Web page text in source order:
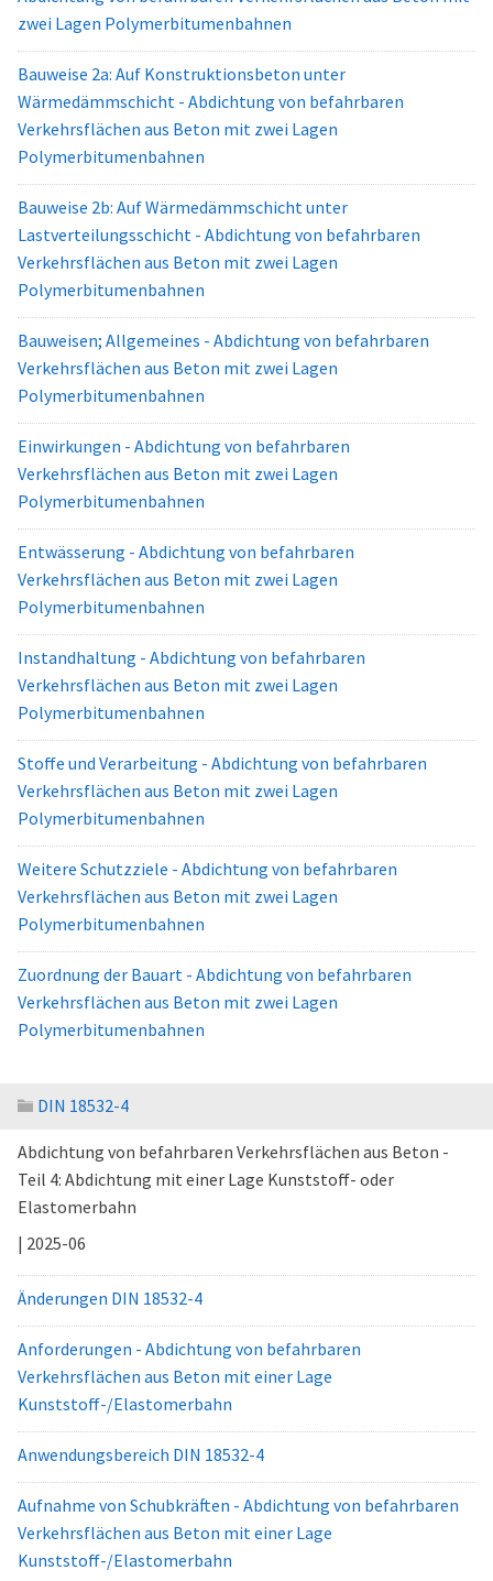
zwei Lagen Polymerbitumenbahnen
Bauweise 2a: Auf Konstruktionsbeton unter
Wärmedämmschicht - Abdichtung von befahrbaren
Verkehrsflächen aus Beton mit zwei Lagen
Polymerbitumenbahnen
Bauweise 2b: Auf Wärmedämmschicht unter
Lastverteilungsschicht - Abdichtung von befahrbaren
Verkehrsflächen aus Beton mit zwei Lagen
Polymerbitumenbahnen
Bauweisen; Allgemeines - Abdichtung von befahrbaren
Verkehrsflächen aus Beton mit zwei Lagen
Polymerbitumenbahnen
Einwirkungen - Abdichtung von befahrbaren
Verkehrsflächen aus Beton mit zwei Lagen
Polymerbitumenbahnen
Entwässerung - Abdichtung von befahrbaren
Verkehrsflächen aus Beton mit zwei Lagen
Polymerbitumenbahnen
Instandhaltung - Abdichtung von befahrbaren
Verkehrsflächen aus Beton mit zwei Lagen
Polymerbitumenbahnen
Stoffe und Verarbeitung - Abdichtung von befahrbaren
Verkehrsflächen aus Beton mit zwei Lagen
Polymerbitumenbahnen
Weitere Schutzziele - Abdichtung von befahrbaren
Verkehrsflächen aus Beton mit zwei Lagen
Polymerbitumenbahnen
Zuordnung der Bauart - Abdichtung von befahrbaren
Verkehrsflächen aus Beton mit zwei Lagen
Polymerbitumenbahnen
DIN 18532-4
Abdichtung von befahrbaren Verkehrsflächen aus Beton -
Teil 4: Abdichtung mit einer Lage Kunststoff- oder
Elastomerbahn
| 2025-06
Änderungen DIN 18532-4
Anforderungen - Abdichtung von befahrbaren
Verkehrsflächen aus Beton mit einer Lage
Kunststoff-/Elastomerbahn
Anwendungsbereich DIN 18532-4
Aufnahme von Schubkräften - Abdichtung von befahrbaren
Verkehrsflächen aus Beton mit einer Lage
Kunststoff-/Elastomerbahn